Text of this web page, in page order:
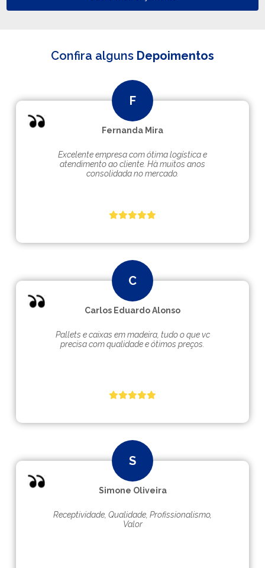
Confira alguns Depoimentos
Fernanda Mira
Excelente empresa com ótima logística e
atendimento ao cliente. Hà muitos anos
consolidada no mercado.
Carlos Eduardo Alonso
Pallets e caixas em madeira, tudo o que vc
precisa com qualidade e ótimos preços.
Simone Oliveira
Receptividade, Qualidade, Profissionalismo,
Valor